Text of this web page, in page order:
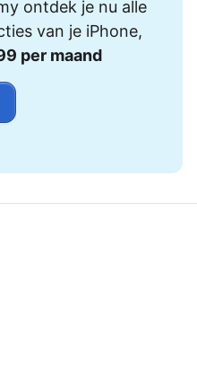
ontdek je nu alle
van je iPhone,
per maand